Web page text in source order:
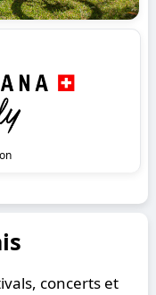
concerts et